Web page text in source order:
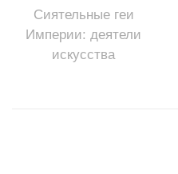
Сиятельные геи
Империи: деятели
искусства